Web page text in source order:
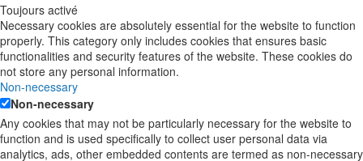
Toujours activé
Necessary cookies are absolutely essential for the website to function
properly. This category only includes cookies that ensures basic
functionalities and security features of the website. These cookies do
not store any personal information.
Non-necessary
Non-necessary
Any cookies that may not be particularly necessary for the website to
function and is used specifically to collect user personal data via
analytics, ads, other embedded contents are termed as non-necessary